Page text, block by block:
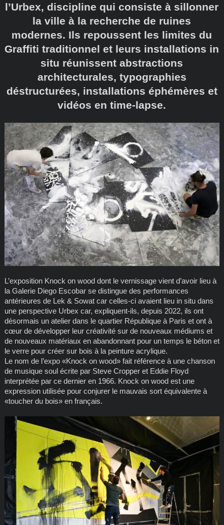
l’Urbex, discipline qui consiste à sillonner
la ville à la recherche de ruines
modernes. Ils repoussent les limites du
Graffiti traditionnel et leurs installations in
situ réunissent abstractions
architecturales, typographies
déstructurées, installations éphémères et
vidéos en time-lapse.
L’exposition Knock on wood dont le vernissage vient d’avoir lieu à
la Galerie Diego Escobar se distingue des performances
antérieures de Lek & Sowat car celles-ci avaient lieu in situ dans
une perspective Urbex car, expliquent-ils, depuis 2022, ils ont
désormais un atelier dans le quartier République à Paris et ont à
cœur de développer leur créativité sur de nouveaux médiums et
de nouveaux matériaux en abandonnant pour un temps le béton et
le verre pour créer sur bois à la peinture acrylique.
Le nom de l’expo «Knock on wood» fait référence à une chanson
de musique soul écrite par Steve Cropper et Eddie Floyd
interprétée par ce dernier en 1966. Knock on wood est une
expression utilisée pour conjurer le mauvais sort équivalente à
«toucher du bois» en français.